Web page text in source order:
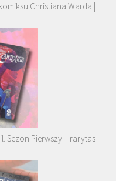
Christiana Warda |
Sezon Pierwszy – rarytas